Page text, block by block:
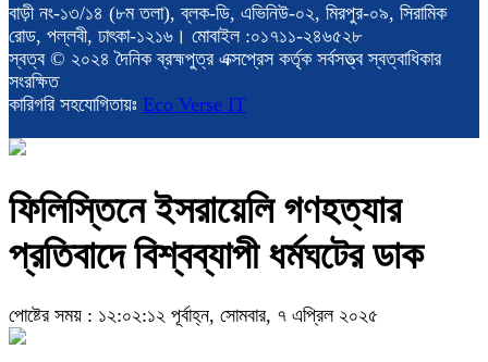
বাড়ী নং-১৩/১৪ (৮ম তলা), ব্লক-ডি, এভিনিউ-০২, মিরপুর-০৯, সিরামিক
রোড, পল্লবী, ঢাৎকা-১২১৬। মোবাইল :০১৭১১-২৪৬৫২৮
স্বত্ব © ২০২৪ দৈনিক ব্রহ্মপুত্র এক্সপ্রেস কর্তৃক সর্বসত্ত্ব স্বত্বাধিকার
সংরক্ষিত
কারিগরি সহযোগিতায়ঃ Eco Verse IT
ফিলিস্তিনে ইসরায়েলি গণহত্যার
প্রতিবাদে বিশ্বব্যাপী ধর্মঘটের ডাক
পোষ্টের সময় : ১২:০২:১২ পূর্বাহ্ন, সোমবার, ৭ এপ্রিল ২০২৫